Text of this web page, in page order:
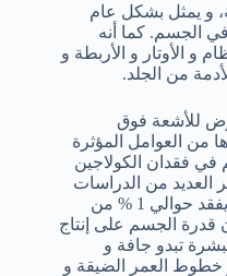
و يمثل بشكل عام
الجسم. كما أنه
و الأوتار و الأربطة و
من الجلد.
للأشعة فوق
من العوامل المؤثرة
في فقدان الكولاجين
من الدراسات
الطبية إلى أن جسم الإنسان الطبيعي يفقد حوالي 1 % من
قدرة الجسم على إنتاج
تبدو جافة و
خطوط العمر الضيقة و